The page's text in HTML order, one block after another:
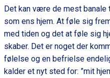
Det kan være de mest
som ens hjem. At føle sig
med tiden og det at føle sig
skaber. Det er noget der
følelse og en befrielse
kalder et nyt sted for: ”mit